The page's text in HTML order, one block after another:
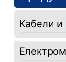
Кабели и